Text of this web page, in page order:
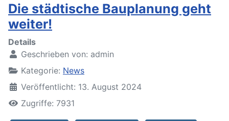
Die städtische Bauplanung geht
weiter!
Details
Geschrieben von: admin
Kategorie: News
Veröffentlicht: 13. August 2024
Zugriffe: 7931